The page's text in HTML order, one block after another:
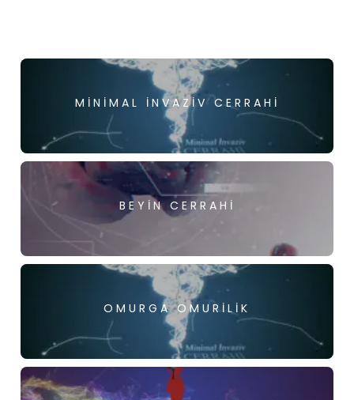
MINIMAL İNVAZIV CERRAHI
BEYIN CERRAHI
OMURGA OMURILIK